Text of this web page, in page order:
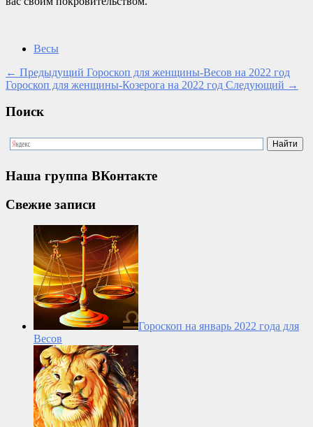
Весы
← Предыдущий Гороскоп для женщины-Весов на 2022 год
Гороскоп для женщины-Козерога на 2022 год Следующий →
Поиск
Наша группа ВКонтакте
Свежие записи
Гороскоп на январь 2022 года для
Весов